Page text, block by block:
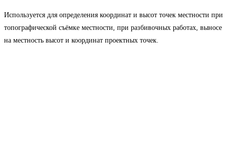
Используется для определения координат и высот точек местности при
топографической съёмке местности, при разбивочных работах, выносе
на местность высот и координат проектных точек.